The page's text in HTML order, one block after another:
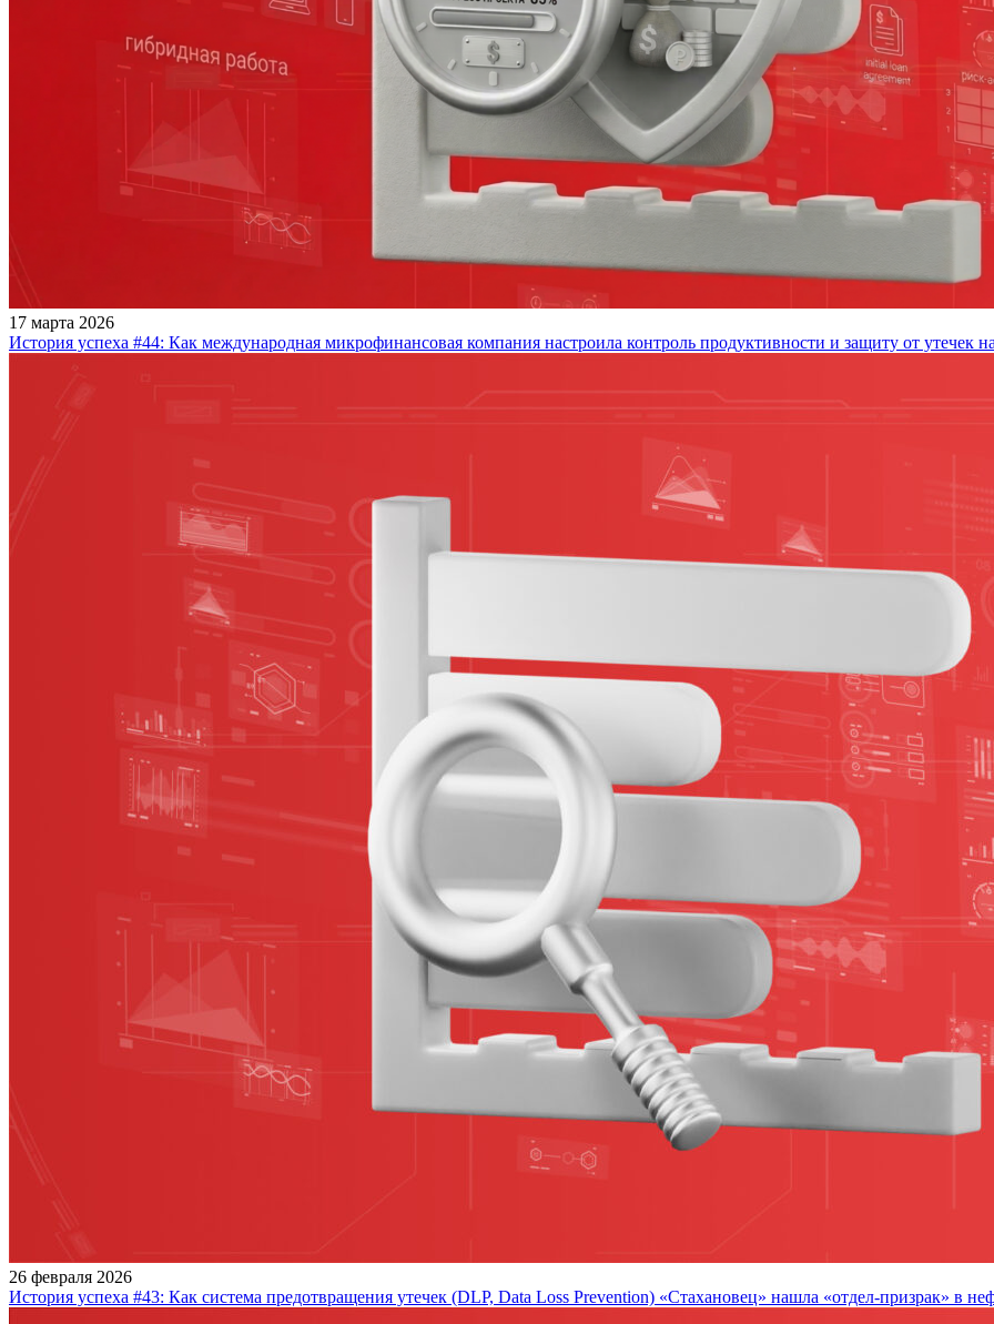
17 марта 2026
История успеха #44: Как международная микрофинансовая компания настроила контроль продуктивности и защиту от утечек
26 февраля 2026
История успеха #43: Как система предотвращения утечек (DLP, Data Loss Prevention) «Стахановец» нашла «отдел-призрак» в